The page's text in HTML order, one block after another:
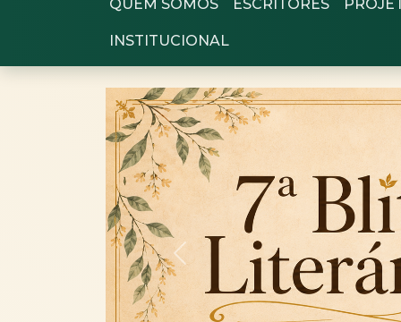
QUEM SOMOS ESCRITORES
INSTITUCIONAL
Previous